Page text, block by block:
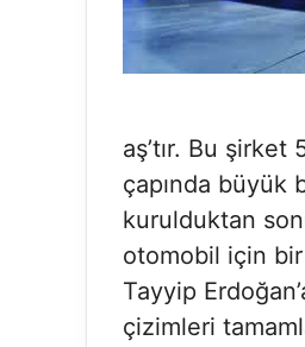
aş’tır. Bu
çapında büyük
kurulduktan
otomobil için bir
Tayyip
çizimleri